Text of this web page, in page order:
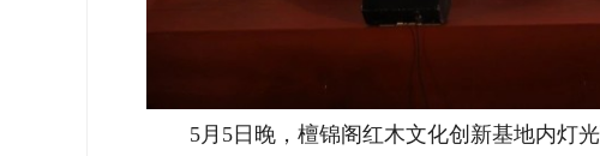
5月5日晚，檀锦阁红木文化创新基地内灯